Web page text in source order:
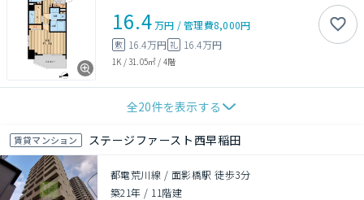
16.4万円 /管理費8,000円
敷 16.4万円 礼 16.4万円
1K /31.05㎡ / 4階
全20件を表示する
賃貸マンション ステージファースト西早稲田
都電荒川線 / 面影橋駅 徒歩3分
築21年 / 11階建